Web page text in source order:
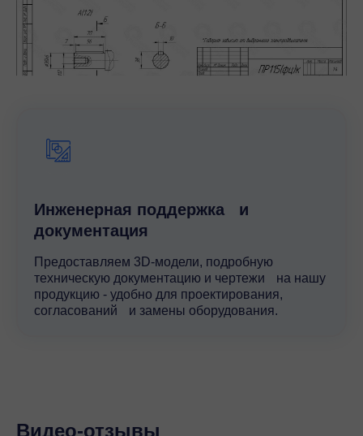
Инженерная поддержка и
документация
Предоставляем 3D-модели, подробную
техническую документацию и чертежи на нашу
продукцию - удобно для проектирования,
согласований и замены оборудования.
Видео-отзывы